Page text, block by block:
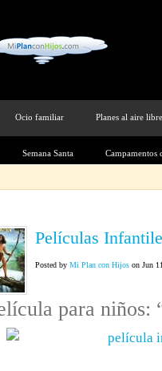
Ocio familiar Planes al aire libre
Semana Santa Campamentos
Películas
Posted by Mi Plan con Hijos on Jun
para niños: